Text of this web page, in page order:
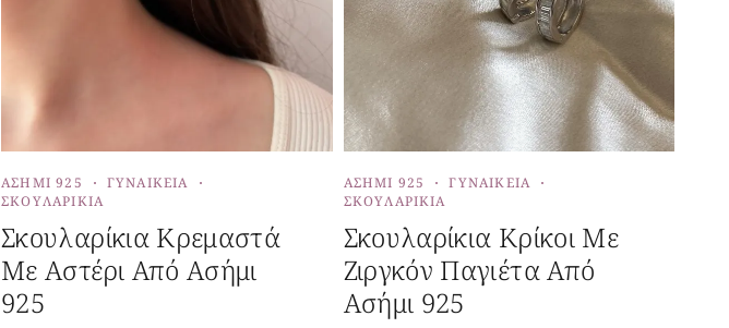
ΑΣΉΜΙ 925
ΓΥΝΑΙΚΕΊΑ
ΣΚΟΥΛΑΡΊΚΙΑ
Σκουλαρίκια Κρεμαστά
Με Αστέρι Από Ασήμι
925
ΑΣΉΜΙ 925
ΓΥΝΑΙΚΕΊΑ
ΣΚΟΥΛΑΡΊΚΙΑ
Σκουλαρίκια Κρίκοι Με
Ζιργκόν Παγιέτα Από
Ασήμι 925